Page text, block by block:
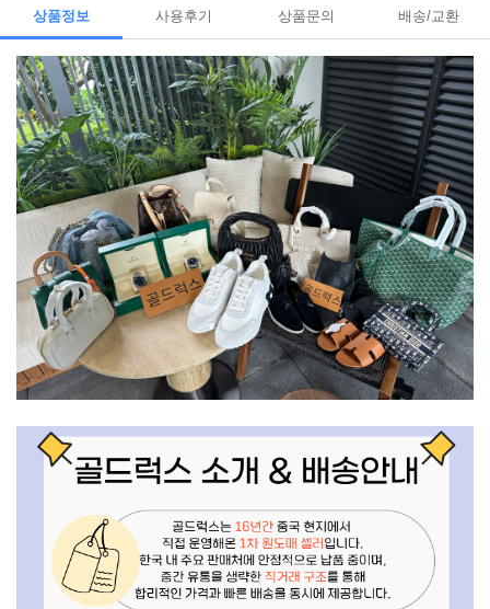
상품정보 사용후기 상품문의 배송/교환